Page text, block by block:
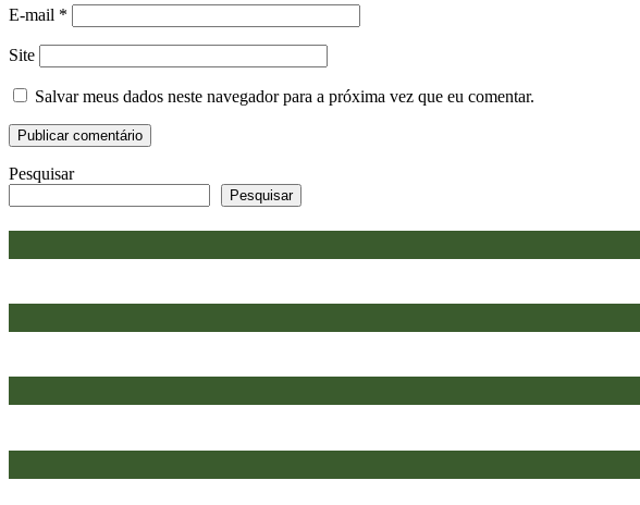
E-mail *
Site
Salvar meus dados neste navegador para a próxima vez que eu comentar.
Pesquisar
Pesquisar